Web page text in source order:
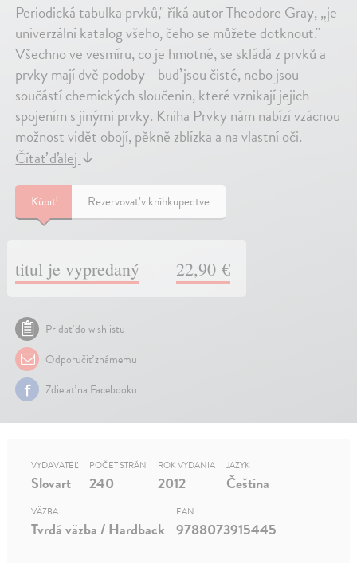
Periodická tabulka prvků," říká autor Theodore Gray, „je
univerzální katalog všeho, čeho se můžete dotknout."
Všechno ve vesmíru, co je hmotné, se skládá z prvků a
prvky mají dvě podoby - buď jsou čisté, nebo jsou
součástí chemických sloučenin, které vznikají jejich
spojením s jinými prvky. Kniha Prvky nám nabízí vzácnou
možnost vidět obojí, pěkně zblízka a na vlastní oči.
Čítať ďalej↓
Kúpiť Rezervovať v kníhkupectve
titul je vypredaný 22,90 €
Pridať do wishlistu
Odporučiť známemu
Zdielať na Facebooku
VYDAVATEĽ
Slovart
POČET STRÁN
240
ROK VYDANIA
2012
JAZYK
Čeština
VÄZBA
Tvrdá väzba / Hardback
EAN
9788073915445